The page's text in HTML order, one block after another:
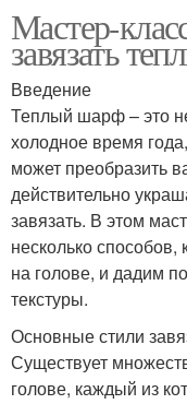
Мастер-
завязать
Введение
Теплый шарф – это
холодное время
может преобразить
действительно
завязать. В этом
несколько
на голове, и дадим
текстуры.
Основные стили
Существует
голове, каждый из